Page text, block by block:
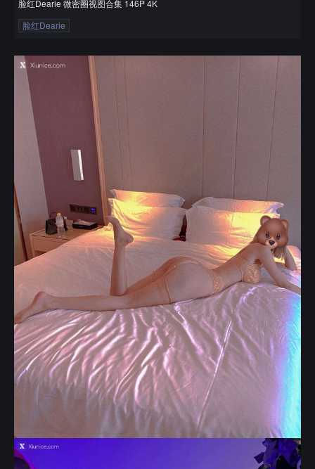
脸红Dearie 微密圈视图合集 146P 4K
脸红Dearie